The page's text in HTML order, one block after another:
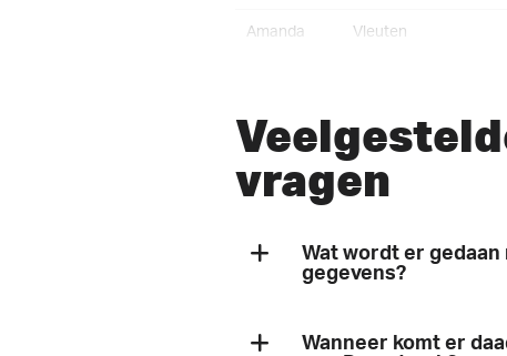
Amanda Vleuten
Thijs
Merle Schiedam
Lennart Utrecht
Jan De Meern
vragen
Wat wordt er gedaan
gegevens?
Wij gaan zorgvuldig met je
Wanneer komt er